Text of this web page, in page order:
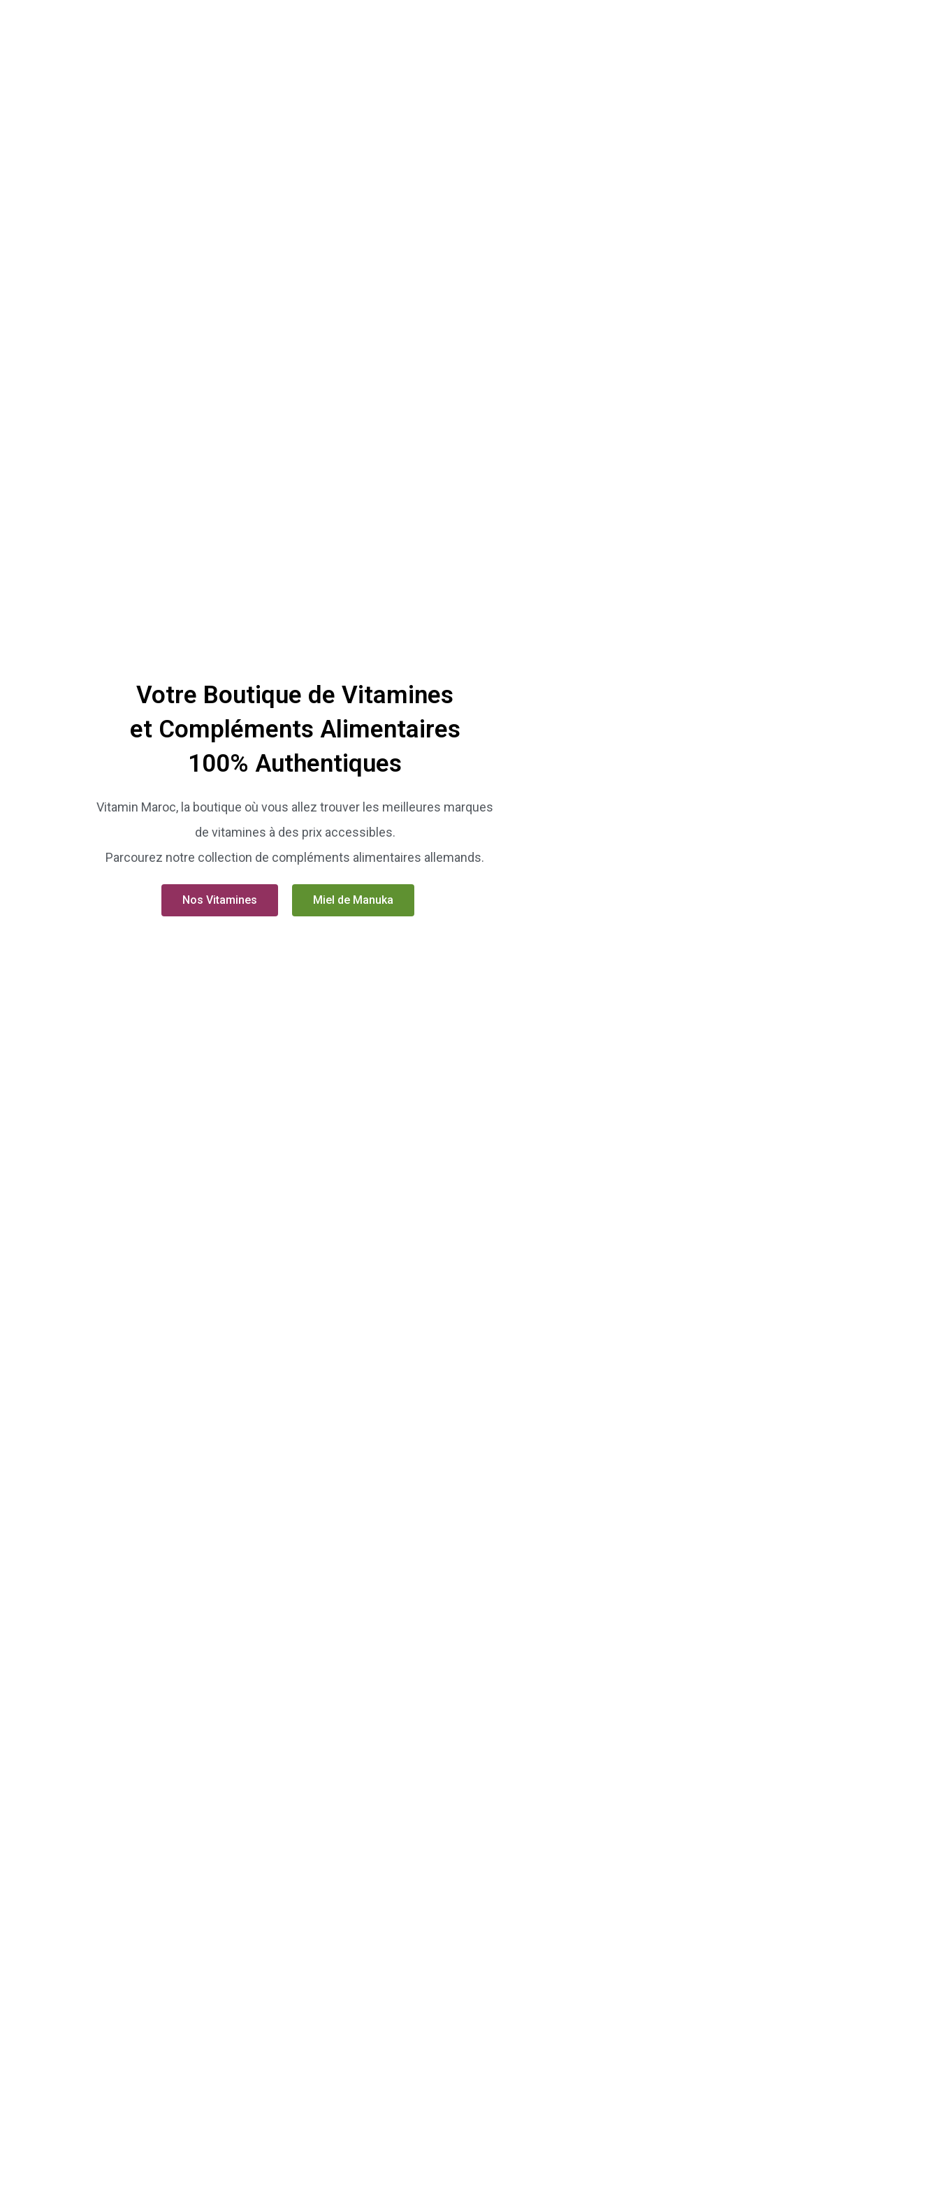
Votre Boutique de Vitamines
et Compléments Alimentaires
100% Authentiques
Vitamin Maroc, la boutique où vous allez trouver les meilleures marques
de vitamines à des prix accessibles.
Parcourez notre collection de compléments alimentaires allemands.
Nos Vitamines Miel de Manuka